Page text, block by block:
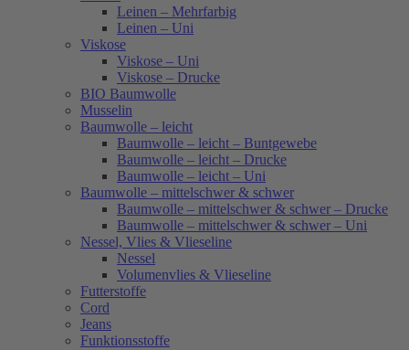
Leinen – Mehrfarbig
Leinen – Uni
Viskose
Viskose – Uni
Viskose – Drucke
BIO Baumwolle
Musselin
Baumwolle – leicht
Baumwolle – leicht – Buntgewebe
Baumwolle – leicht – Drucke
Baumwolle – leicht – Uni
Baumwolle – mittelschwer & schwer
Baumwolle – mittelschwer & schwer – Drucke
Baumwolle – mittelschwer & schwer – Uni
Nessel, Vlies & Vlieseline
Nessel
Volumenvlies & Vlieseline
Futterstoffe
Cord
Jeans
Funktionsstoffe